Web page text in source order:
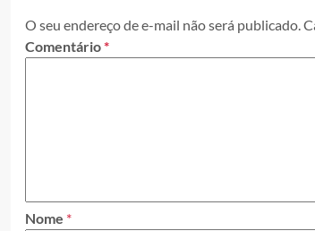
O seu endereço de e-mail não será publicado.
Comentário*
Nome *